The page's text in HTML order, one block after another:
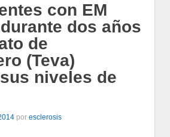
con EM
dos años
de
(Teva)
niveles de
por esclerosis